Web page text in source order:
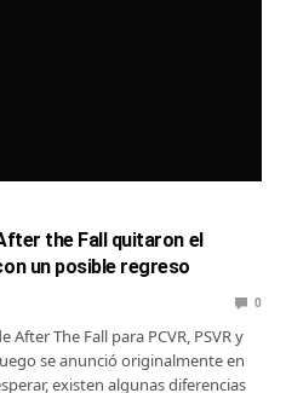
the Fall quitaron el
un posible regreso
0
The Fall para PCVR, PSVR y
se anunció originalmente en
existen algunas diferencias